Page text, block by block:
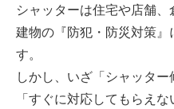
シャッターは住宅や店舗
建物の『防犯・防災対策
す。
しかし、いざ「シャッター
「すぐに対応してもらえ